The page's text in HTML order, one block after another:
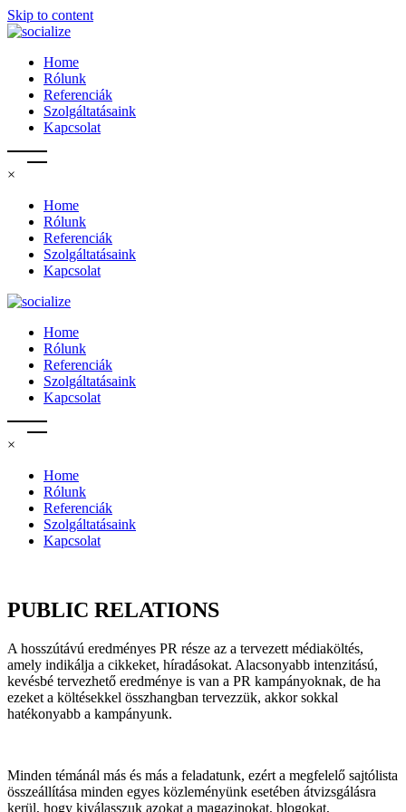
Skip to content
Home
Rólunk
Referenciák
Szolgáltatásaink
Kapcsolat
×
Home
Rólunk
Referenciák
Szolgáltatásaink
Kapcsolat
Home
Rólunk
Referenciák
Szolgáltatásaink
Kapcsolat
×
Home
Rólunk
Referenciák
Szolgáltatásaink
Kapcsolat
PUBLIC RELATIONS
A hosszútávú eredményes PR része az a tervezett médiaköltés,
amely indikálja a cikkeket, híradásokat. Alacsonyabb intenzitású,
kevésbé tervezhető eredménye is van a PR kampányoknak, de ha
ezeket a költésekkel összhangban tervezzük, akkor sokkal
hatékonyabb a kampányunk.
Minden témánál más és más a feladatunk, ezért a megfelelő sajtólista
összeállítása minden egyes közleményünk esetében átvizsgálásra
kerül, hogy kiválasszuk azokat a magazinokat, blogokat,